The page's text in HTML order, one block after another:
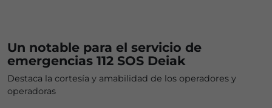
Un notable para el servicio de
emergencias 112 SOS Deiak
Destaca la cortesía y amabilidad de los operadores y
operadoras